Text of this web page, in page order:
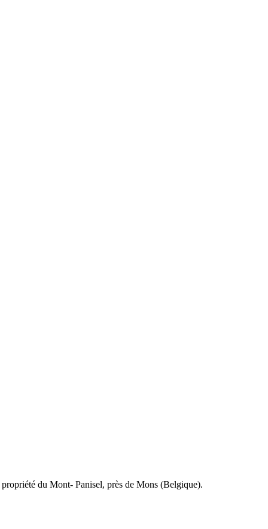
du Mont- Panisel, près de Mons (Belgique).